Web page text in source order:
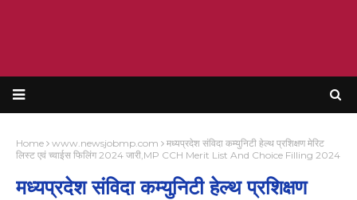
Home www.newsjobmp.com
मध्यप्रदेश संविदा कम्युनिटी हेल्थ प्रशिक्षण मेरिट
लिस्ट एवं च्वाईस फिलिंग 2024 जारी,MP CCH Merit List And Choice Filling 2024
मध्यप्रदेश संविदा कम्युनिटी हेल्थ प्रशिक्षण